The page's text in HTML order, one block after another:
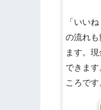
「いい
の流れ
ます。
できま
ころです